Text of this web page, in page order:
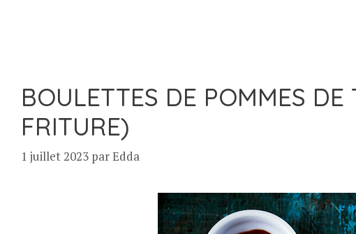
BOULETTES DE POMMES
FRITURE)
1 juillet 2023 parEdda